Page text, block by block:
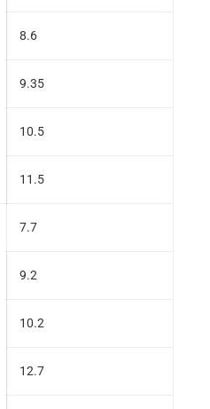
8.6
9.35
10.5
11.5
7.7
9.2
10.2
12.7